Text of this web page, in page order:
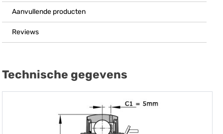
Aanvullende producten
Reviews
Technische gegevens